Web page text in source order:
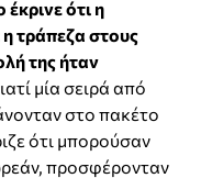
ότι η
τράπεζα στους
της ήταν
μία σειρά από
στο πακέτο
ότι μπορούσαν
προσφέρονταν